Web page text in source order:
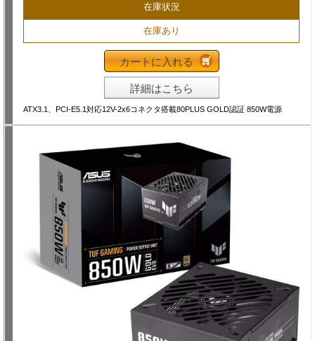
在庫状況
在庫あり
カートに入れる
詳細はこちら
ATX3.1、PCI-E5.1対応12V-2x6コネクタ搭載80PLUS GOLD認証 850W電源